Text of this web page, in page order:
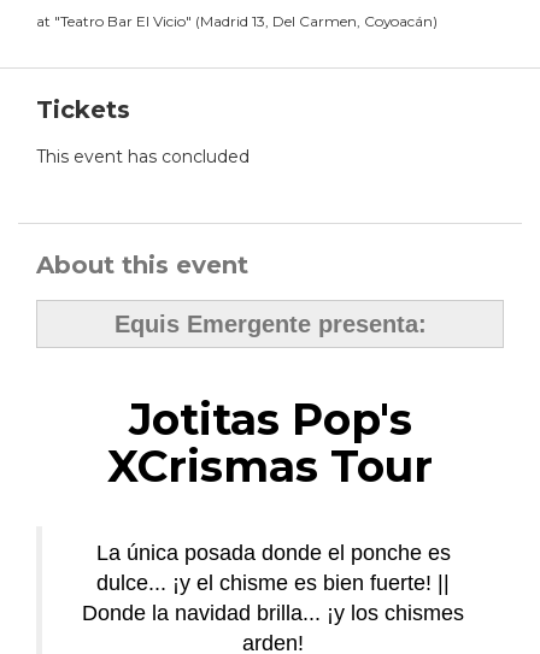
at "Teatro Bar El Vicio" (Madrid 13, Del Carmen, Coyoacán)
Tickets
This event has concluded
About this event
Equis Emergente presenta:
Jotitas Pop's
XCrismas Tour
La única posada donde el ponche es
dulce... ¡y el chisme es bien fuerte! ||
Donde la navidad brilla... ¡y los chismes
arden!